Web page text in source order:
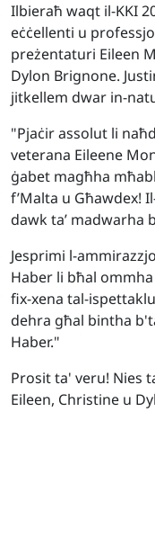
Ilbieraħ waqt il-KKI
eċċellenti u
preżentaturi Eileen
Dylon Brignone.
jitkellem dwar in-
"Pjaċir assolut li
veterana Eileene
ġabet magħha
f’Malta u Għawdex!
dawk ta’ madwarha
Jesprimi l-
Haber li bħal
fix-xena tal-
dehra għal bintha
Haber."
Prosit ta' veru! Nies
Eileen, Christine u